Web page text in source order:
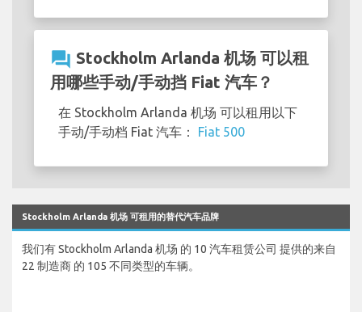
question_answer Stockholm Arlanda 机场 可以租
用哪些手动/手动挡 Fiat 汽车？
在 Stockholm Arlanda 机场 可以租用以下
手动/手动档 Fiat 汽车： Fiat 500
Stockholm Arlanda 机场 可租用的替代汽车品牌
我们有 Stockholm Arlanda 机场 的 10 汽车租赁公司 提供的来自
22 制造商 的 105 不同类型的车辆。